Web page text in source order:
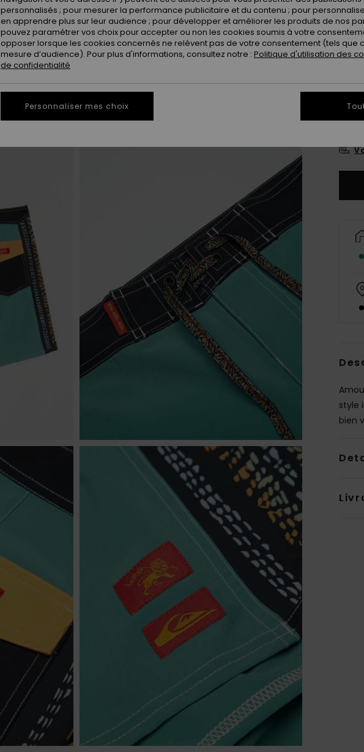
28
36
style
bien
personnalisés ; pour mesurer la performance publicitaire et du contenu ; pour
en apprendre plus sur leur audience ; pour développer et améliorer les produits de nos
pouvez paramétrer vos choix pour accepter ou non les cookies soumis à votre
opposer lorsque les cookies concernés ne relèvent pas de votre consentement (tels que
mesure d’audience). Pour plus d'informations, consultez notre : Politique d'utilisation des
de confidentialité
Personnaliser mes choix